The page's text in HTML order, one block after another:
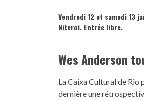
Vendredi 12 et samedi 13
Niteroi. Entrée libre.
Wes Anderson
La Caixa Cultural de Rio
dernière une